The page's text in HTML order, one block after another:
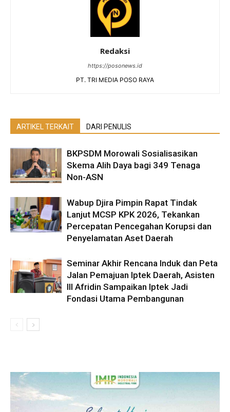
Redaksi
https://posonews.id
PT. TRI MEDIA POSO RAYA
ARTIKEL TERKAIT DARI PENULIS
BKPSDM Morowali Sosialisasikan
Skema Alih Daya bagi 349 Tenaga
Non-ASN
Wabup Djira Pimpin Rapat Tindak
Lanjut MCSP KPK 2026, Tekankan
Percepatan Pencegahan Korupsi dan
Penyelamatan Aset Daerah
Seminar Akhir Rencana Induk dan Peta
Jalan Pemajuan Iptek Daerah, Asisten
III Afridin Sampaikan Iptek Jadi
Fondasi Utama Pembangunan